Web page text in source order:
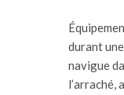
durant
navigue
l’arraché,